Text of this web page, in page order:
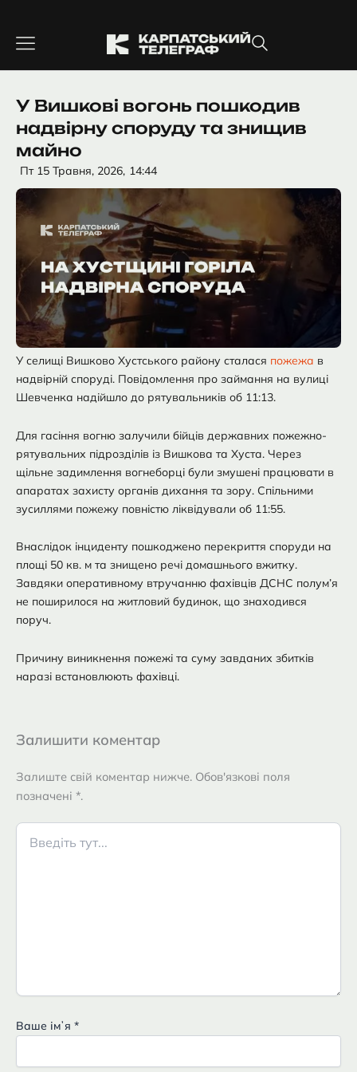
вмісту
У Вишкові вогонь пошкодив
надвірну споруду та знищив
майно
Пт 15 Травня, 2026, 14:44
У селищі Вишково Хустського району сталася пожежа в
надвірній споруді. Повідомлення про займання на вулиці
Шевченка надійшло до рятувальників об 11:13.
Для гасіння вогню залучили бійців державних пожежно-
рятувальних підрозділів із Вишкова та Хуста. Через
щільне задимлення вогнеборці були змушені працювати в
апаратах захисту органів дихання та зору. Спільними
зусиллями пожежу повністю ліквідували об 11:55.
Внаслідок інциденту пошкоджено перекриття споруди на
площі 50 кв. м та знищено речі домашнього вжитку.
Завдяки оперативному втручанню фахівців ДСНС полум’я
не поширилося на житловий будинок, що знаходився
поруч.
Причину виникнення пожежі та суму завданих збитків
наразі встановлюють фахівці.
Залишити коментар
Залиште свій коментар нижче. Обов'язкові поля
позначені *.
Введіть
тут...
Ваше імʼя *